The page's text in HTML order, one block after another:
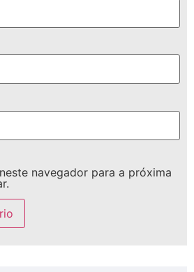
navegador para a próxima